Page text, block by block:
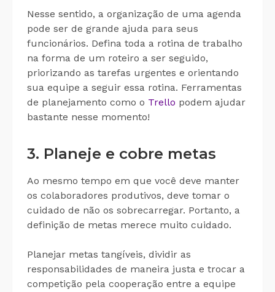
Nesse sentido, a organização de uma agenda
pode ser de grande ajuda para seus
funcionários. Defina toda a rotina de trabalho
na forma de um roteiro a ser seguido,
priorizando as tarefas urgentes e orientando
sua equipe a seguir essa rotina. Ferramentas
de planejamento como o Trello podem ajudar
bastante nesse momento!
3. Planeje e cobre metas
Ao mesmo tempo em que você deve manter
os colaboradores produtivos, deve tomar o
cuidado de não os sobrecarregar. Portanto, a
definição de metas merece muito cuidado.
Planejar metas tangíveis, dividir as
responsabilidades de maneira justa e trocar a
competição pela cooperação entre a equipe